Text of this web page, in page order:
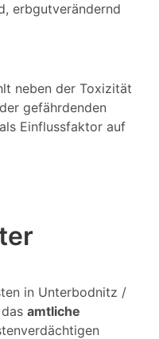
erbgutverändernd
neben der Toxizität
gefährdenden
Einflussfaktor auf
in Unterbodnitz /
amtliche